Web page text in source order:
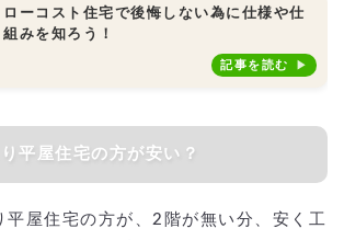
ローコスト住宅で後悔しない為に仕様や仕
組みを知ろう！
記事を読む
り平屋住宅の方が安い？
平屋住宅の方が、2階が無い分、安く工